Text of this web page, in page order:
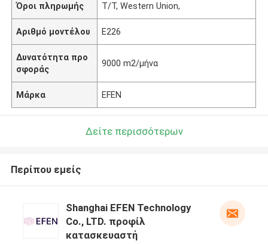
Όροι πληρωμής T/T, Western Union,
Αριθμό μοντέλου E226
Δυνατότητα προ
σφοράς
9000 m2/μήνα
Μάρκα EFEN
Δείτε περισσότερων
Περίπου εμείς
Shanghai EFEN Technology
Co., LTD. προφίλ
κατασκευαστή